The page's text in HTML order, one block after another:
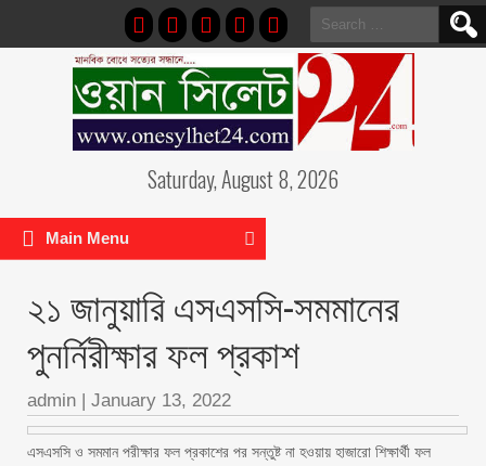
Search
for:
Saturday, August 8, 2026
Main Menu
২১ জানুয়ারি এসএসসি-সমমানের
পুনর্নিরীক্ষার ফল প্রকাশ
admin | January 13, 2022
এসএসসি ও সমমান পরীক্ষার ফল প্রকাশের পর সন্তুষ্ট না হওয়ায় হাজারো শিক্ষার্থী ফল